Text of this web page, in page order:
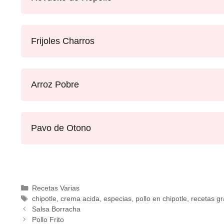
Frijoles Charros
Arroz Pobre
Pavo de Otono
Recetas Varias
chipotle crema acida especias, pollo en chipotle
recetas
Salsa Borracha
Pollo Frito